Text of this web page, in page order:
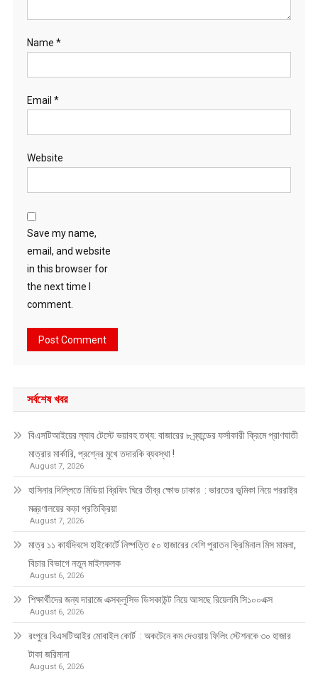
Name *
Email *
Website
Save my name,
email, and website
in this browser for
the next time I
comment.
সর্বশেষ খবর
বিএসটিআইয়ের ল্যাব টেস্টে ভয়াবহ তথ্য: বাজারের ৮ ব্র্যান্ডের ফর্সাকারী ক্রিমে প্রাণঘাতী
মাত্রার মার্কারি, প্রশ্নের মুখে তদারকি ব্যবস্থা !
August 7, 2026
হাসিনার দিল্লিতে মিডিয়া ব্রিফিং ঘিরে তীব্র ক্ষোভ ঢাকার : ভারতের ভূমিকা নিয়ে পররাষ্ট্র
মন্ত্রণালয়ের কড়া প্রতিক্রিয়া
August 7, 2026
মাত্র ১১ কার্যদিবসে হাইকোর্টে নিষ্পত্তি ৫০ হাজারের বেশি পুরাতন ক্রিমিনাল মিস মামলা,
বিচার বিভাগে নতুন মাইলফলক
August 6, 2026
শিক্ষার্থীদের জন্য দারাজে এক্সক্লুসিভ ডিসকাউন্ট নিয়ে আসছে রিয়েলমি সি১০০এক্স
August 6, 2026
রংপুরে বিএসটিআইর মোবাইল কোর্ট : অকটেনে কম দেওয়ায় ফিলিং স্টেশনকে ৩০ হাজার
টাকা জরিমানা
August 6, 2026